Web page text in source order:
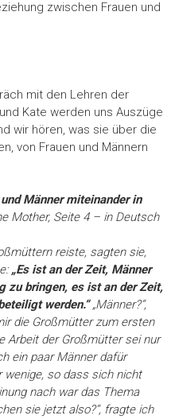
zwischen Frauen und
mit den Lehren der
Kate werden uns Auszüge
wir hören, was sie über die
von Frauen und Männern
Männer miteinander in
Mother, Seite 4 – in Deutsch
reiste, sagten sie,
„Es ist an der Zeit, Männer
zu bringen, es ist an der Zeit,
werden.“„Männer?“,
die Großmütter zum ersten
Arbeit der Großmütter sei nur
ein paar Männer dafür
so dass sich nicht
nach war das Thema
sie jetzt also?“, fragte ich